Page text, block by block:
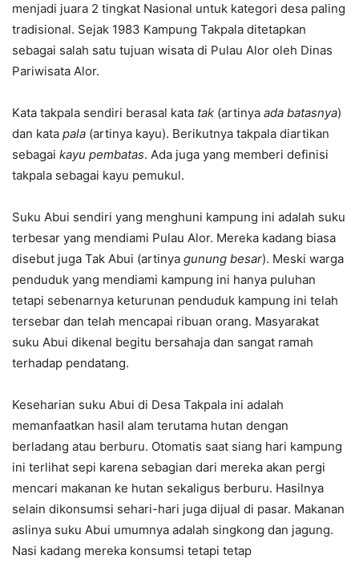
menjadi juara 2 tingkat Nasional untuk kategori desa paling
tradisional. Sejak 1983 Kampung Takpala ditetapkan
sebagai salah satu tujuan wisata di Pulau Alor oleh Dinas
Pariwisata Alor.
Kata takpala sendiri berasal kata tak (artinya ada batasnya)
dan kata pala (artinya kayu). Berikutnya takpala diartikan
sebagai kayu pembatas. Ada juga yang memberi definisi
takpala sebagai kayu pemukul.
Suku Abui sendiri yang menghuni kampung ini adalah suku
terbesar yang mendiami Pulau Alor. Mereka kadang biasa
disebut juga Tak Abui (artinya gunung besar). Meski warga
penduduk yang mendiami kampung ini hanya puluhan
tetapi sebenarnya keturunan penduduk kampung ini telah
tersebar dan telah mencapai ribuan orang. Masyarakat
suku Abui dikenal begitu bersahaja dan sangat ramah
terhadap pendatang.
Keseharian suku Abui di Desa Takpala ini adalah
memanfaatkan hasil alam terutama hutan dengan
berladang atau berburu. Otomatis saat siang hari kampung
ini terlihat sepi karena sebagian dari mereka akan pergi
mencari makanan ke hutan sekaligus berburu. Hasilnya
selain dikonsumsi sehari-hari juga dijual di pasar. Makanan
aslinya suku Abui umumnya adalah singkong dan jagung.
Nasi kadang mereka konsumsi tetapi tetap